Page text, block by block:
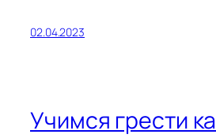
02.04.2023
Учимся грести